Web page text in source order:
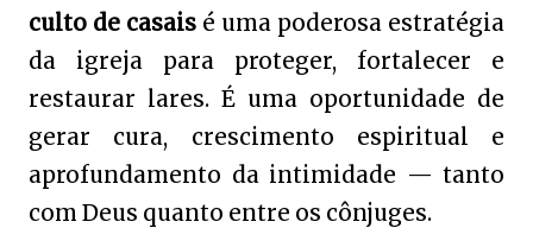
culto de casais é uma poderosa estratégia
da igreja para proteger, fortalecer e
restaurar lares. É uma oportunidade de
gerar cura, crescimento espiritual e
aprofundamento da intimidade — tanto
com Deus quanto entre os cônjuges.